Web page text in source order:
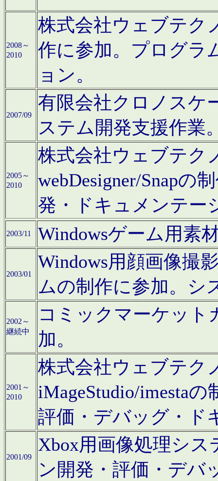
2008～
2010
株式会社ウェブテク
作に参加。プログラ
ョン。
2007/09
有限会社クロノスケ
ステム開発支援作業
2005～
2010
株式会社ウェブテク
webDesigner/Snapの
発・ドキュメンテー
2003/11 Windowsゲーム用素
2003/01
Windows用顔画像撮
ムの制作に参加。シ
2002～
継続中
コミックマーケット
加。
2001～
2010
株式会社ウェブテク
iMageStudio/imesta
評価・デバッグ・ド
2001/09
Xbox用画像処理シ
ン開発・評価・デバ